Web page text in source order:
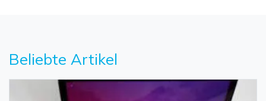
Beliebte Artikel